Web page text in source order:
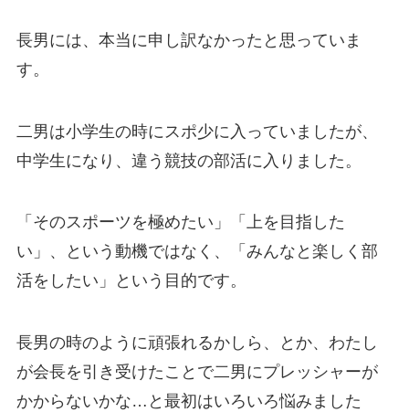
長男には、本当に申し訳なかったと思っていま
す。
二男は小学生の時にスポ少に入っていましたが、
中学生になり、違う競技の部活に入りました。
「そのスポーツを極めたい」「上を目指した
い」、という動機ではなく、「みんなと楽しく部
活をしたい」という目的です。
長男の時のように頑張れるかしら、とか、わたし
が会長を引き受けたことで二男にプレッシャーが
かからないかな…と最初はいろいろ悩みました